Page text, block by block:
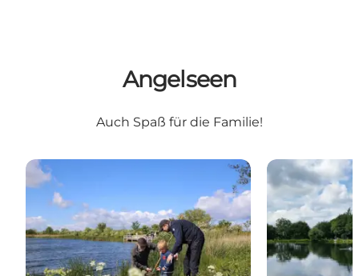
Angelseen
Auch Spaß für die Familie!
Barfods Dam (Teich) in Bogense Børges Put